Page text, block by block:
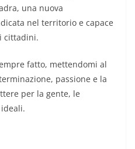
una nuova
nel territorio e capace
cittadini.
fatto, mettendomi al
passione e la
per la gente, le